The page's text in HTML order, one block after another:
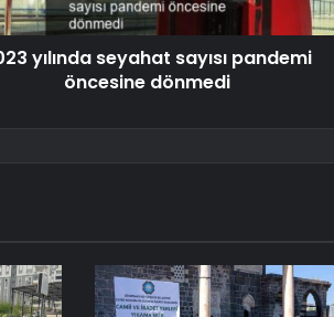
yılında seyahat sayısı pandemi
öncesine dönmedi